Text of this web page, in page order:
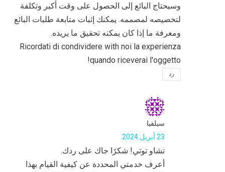
وسيحتاج البائع إلى الحصول على وقت أكبر وتكلفة
لتخصيصه لمصممه. يمكنك إثبات متابعة طلبات البائع
ومعرفة ما إذا كان يمكنه تحقيق ما يريده.
Ricordati di condividere with noi la experienza
quando riceverai l'oggetto!
رد
سيلفيا
23 أبريل 2024
تشاو توتي! شكرًا جاك على ردك.
أعرف خدمتي المحددة عن كيفية القيام بهذا